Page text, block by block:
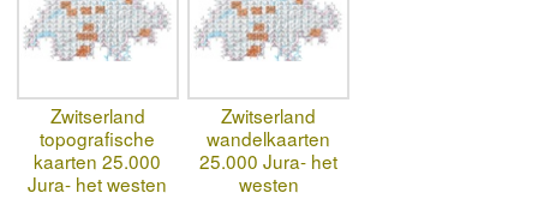
Zwitserland
topografische
kaarten 25.000
Jura- het westen
Zwitserland
wandelkaarten
25.000 Jura- het
westen